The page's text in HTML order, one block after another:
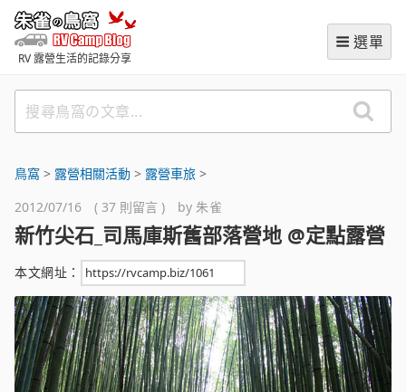
至
內
朱雀の鳥窩
RV 露營生活的記錄分享
選單
搜
尋
窩
文
章
鳥窩 > ‌露營相關活動 > 露營車旅 >
2012/07/16 ( 37 則留言 ) by 朱雀
新竹尖石_司馬庫斯舊部落營地 @定點露營
本文網址：